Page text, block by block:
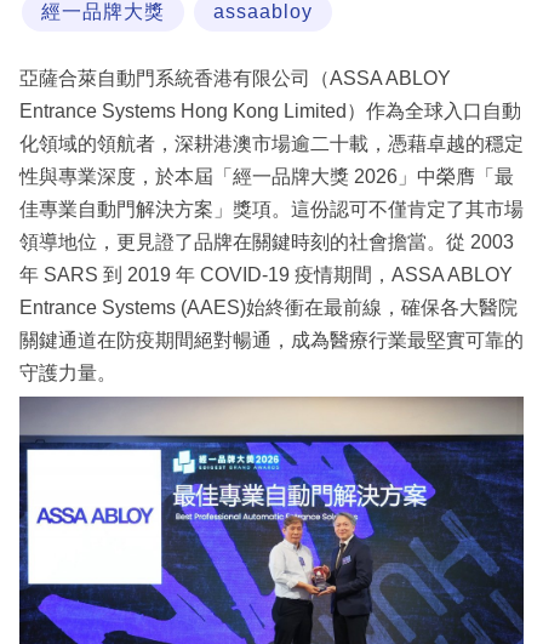
場
生
時
事
訂
閱
區
經一品牌大獎 assaabloy
亞薩合萊自動門系統香港有限公司（ASSA ABLOY
Entrance Systems Hong Kong Limited）作為全球入口自動
化領域的領航者，深耕港澳市場逾二十載，憑藉卓越的穩定
性與專業深度，於本屆「經一品牌大獎 2026」中榮膺「最
佳專業自動門解決方案」獎項。這份認可不僅肯定了其市場
領導地位，更見證了品牌在關鍵時刻的社會擔當。從 2003
年 SARS 到 2019 年 COVID-19 疫情期間，ASSA ABLOY
Entrance Systems (AAES)始終衝在最前線，確保各大醫院
關鍵通道在防疫期間絕對暢通，成為醫療行業最堅實可靠的
守護力量。